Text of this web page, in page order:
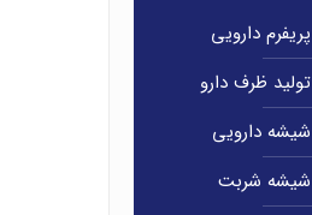
پریفرم دارویی
تولید ظرف دارو
شیشه دارویی
شیشه شربت